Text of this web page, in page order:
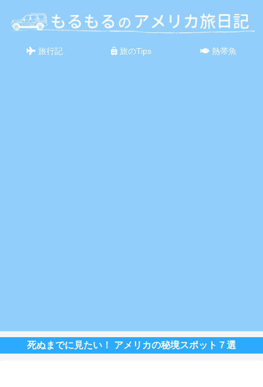
旅行記 旅のTips 熱帯魚
死ぬまでに見たい！ アメリカの秘境スポット７選